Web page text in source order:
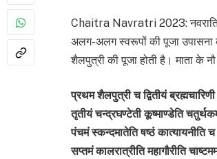
Chaitra Navratri 2023: नवरात्रि
अलग-अलग स्वरूपों की पूजा उपासना
शैलपुत्री की पूजा होती है। माता के
प्रथम शैलपुत्री च द्वितीयं
तृतीयं चन्द्रघण्टेती कूष्माण्डेति
पंचमं स्कन्दमातेति षष्ठं कात्यायनीति
सप्तमं कालरात्रीति महागौरीति